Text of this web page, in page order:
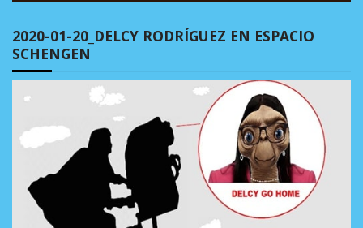
2020-01-20_DELCY RODRÍGUEZ EN ESPACIO
SCHENGEN